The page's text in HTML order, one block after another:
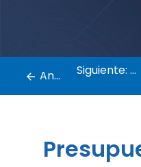
de
entradas
Anterior: Siguiente: